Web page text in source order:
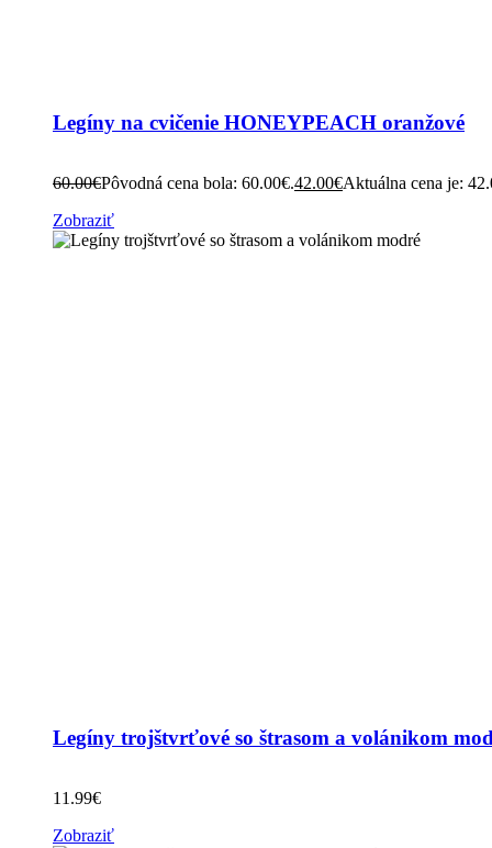
Legíny na cvičenie HONEYPEACH oranžové
60.00€Pôvodná cena bola: 60.00€.42.00€Aktuálna cena je:
Zobraziť
Legíny trojštvrťové so štrasom a volánikom
11.99€
Zobraziť